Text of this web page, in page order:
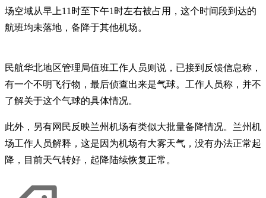
场空域从早上11时至下午1时左右被占用，这个时间段到达的
航班均未落地，备降于其他机场。
民航华北地区管理局值班工作人员则说，已接到反馈信息称，
有一个不明飞行物，最后侦查出来是气球。工作人员称，并不
了解关于这个气球的具体情况。
此外，另有网民反映兰州机场有类似大批量备降情况。兰州机
场工作人员解释，这是因为机场有大雾天气，没有办法正常起
降，目前天气转好，起降陆续恢复正常。